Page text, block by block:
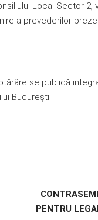
Local Sector 2,
a prevederilor
se publică
Bucureşti.
PENTRU